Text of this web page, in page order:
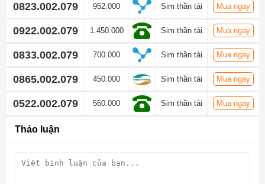
0823.002.079 952.000 Sim thần tài Mua ngay
0922.002.079 1.450.000 Sim thần tài Mua ngay
0833.002.079 700.000 Sim thần tài Mua ngay
0865.002.079 450.000 Sim thần tài Mua ngay
0522.002.079 560.000 Sim thần tài Mua ngay
Thảo luận